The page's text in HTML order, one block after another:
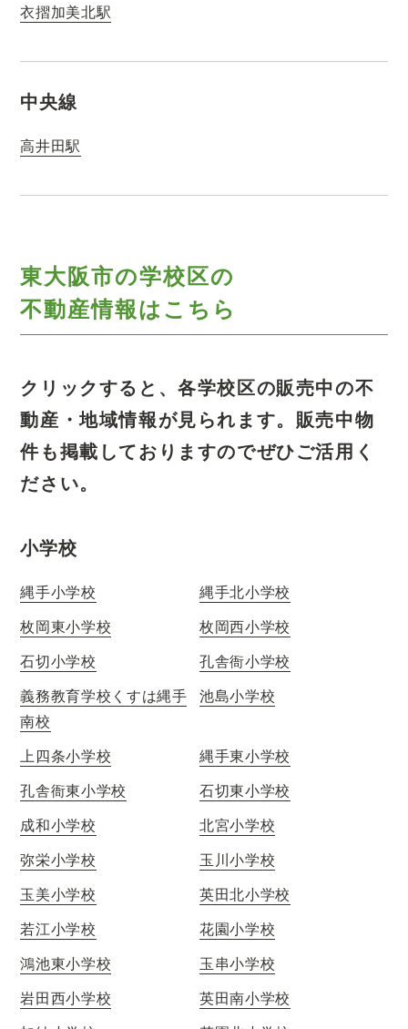
衣摺加美北駅
中央線
高井田駅
東大阪市の学校区の
不動産情報はこちら
クリックすると、各学校区の販売中の不
動産・地域情報が見られます。 販売中物
件も掲載しておりますのでぜひご活用く
ださい。
小学校
縄手小学校
縄手北小学校
枚岡東小学校
枚岡西小学校
石切小学校
孔舎衙小学校
義務教育学校くすは縄手
南校
池島小学校
上四条小学校
縄手東小学校
孔舎衙東小学校
石切東小学校
成和小学校
北宮小学校
弥栄小学校
玉川小学校
玉美小学校
英田北小学校
若江小学校
花園小学校
鴻池東小学校
玉串小学校
岩田西小学校
英田南小学校